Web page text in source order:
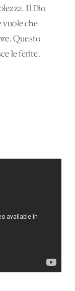
Il Dio
vuole che
Questo
le ferite.